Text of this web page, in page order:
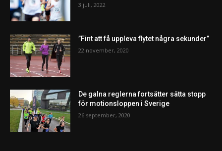
3 juli, 2022
”Fint att få uppleva flytet några sekunder”
22 november, 2020
De galna reglerna fortsätter sätta stopp
för motionsloppen i Sverige
26 september, 2020